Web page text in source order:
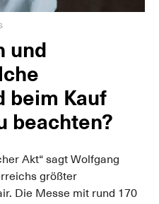
und
beim Kauf
beachten?
Akt“ sagt Wolfgang
größter
Die Messe mit rund 170